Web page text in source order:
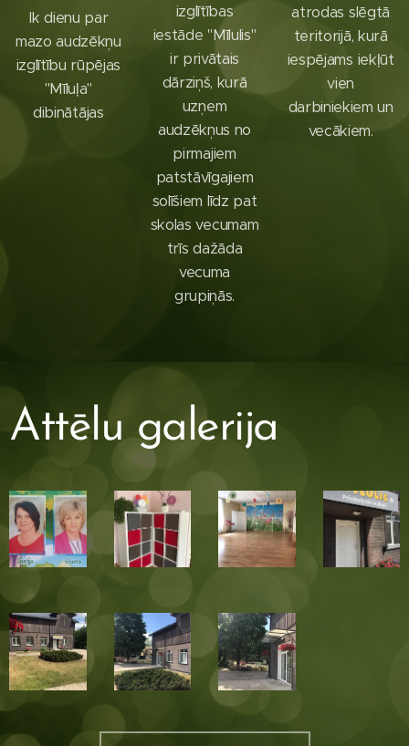
Ik dienu par
mazo audzēkņu
izglītību rūpējas
"Mīluļa"
dibinātājas
izglītības
iestāde "Mīlulis"
ir privātais
dārziņš, kurā
uzņem
audzēkņus no
pirmajiem
patstāvīgajiem
solīšiem līdz pat
skolas vecumam
trīs dažāda
vecuma
grupiņās.
atrodas slēgtā
teritorijā, kurā
iespējams iekļūt
vien
darbiniekiem un
vecākiem.
Attēlu galerija